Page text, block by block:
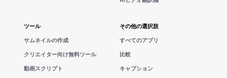
ツール
サムネイルの作成
クリエイター向け無料ツール
動画スクリプト
その他の選択肢
すべてのアプリ
比較
キャプション